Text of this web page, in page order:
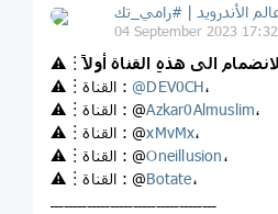
04 September 2023 17:32
⚠️︙
⚠️︙القناة : @DEV0CH،
⚠️︙القناة : @Azkar0Almuslim،
⚠️︙القناة : @xMvMx،
⚠️︙القناة : @Oneillusion،
⚠️︙القناة : @Botate،